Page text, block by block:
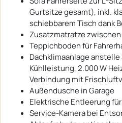
Gurtsitze gesamt), inkl.
schiebbarem Tisch dank
Zusatzmatratze
Teppichboden für
Dachklimaanlage
Kühlleistung, 2.000 W
Verbindung mit
Außendusche in Garage
Elektrische Entleerung
Service-Kamera bei